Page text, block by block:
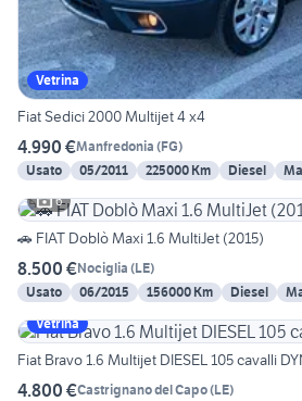
Vetrina
Fiat Sedici 2000 Multijet 4 x4
4.990 €Manfredonia (FG)
Usato
05/2011 225000 Km Diesel
6
🚗 FIAT Doblò Maxi 1.6 MultiJet (2015)
8.500 €Nociglia (LE)
Usato
06/2015 156000 Km Diesel
Vetrina
Fiat Bravo 1.6 Multijet DIESEL 105 cavalli
4.800 €Castrignano del Capo(LE)